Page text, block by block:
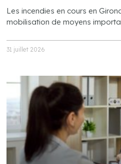
Les incendies en cours en
mobilisation de moyens
31 juillet 2026